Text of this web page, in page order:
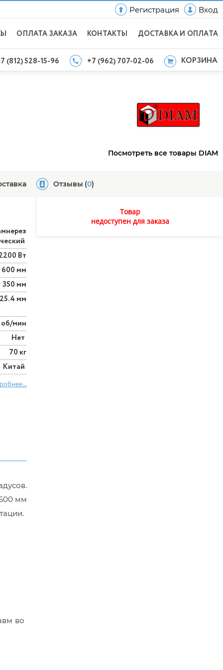
Регистрация Вход
ОПЛАТА ЗАКАЗА КОНТАКТЫ ДОСТАВКА И ОПЛАТА
(812) 528-15-96 +7 (962) 707-02-06 КОРЗИНА
Посмотреть все товары DIAM
Отзывы (0)
Вт
600 мм
350 мм
25.4 мм
мин
Нет
70 кг
Китай
мм
во
Товар
недоступен для заказа